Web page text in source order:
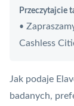
Przeczytajcie
•
Cashless
Jak podaje
badanych,